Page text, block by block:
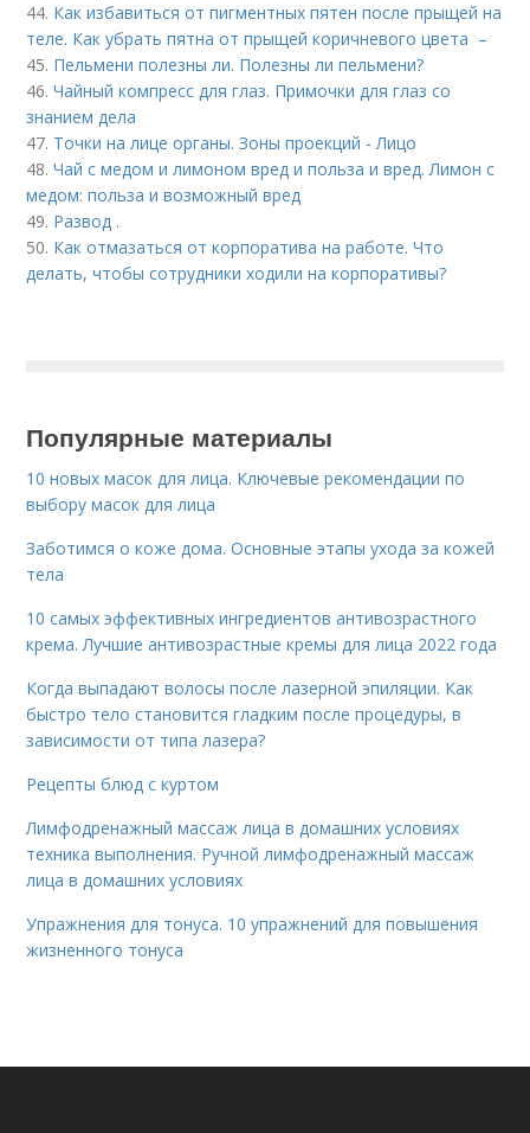
44. Как избавиться от пигментных пятен после прыщей на
теле. Как убрать пятна от прыщей коричневого цвета –
45. Пельмени полезны ли. Полезны ли пельмени?
46.Чайный компресс для глаз. Примочки для глаз со
знанием дела
47. Точки на лице органы. Зоны проекций - Лицо
48.Чай с медом и лимоном вред и польза и вред. Лимон с
медом: польза и возможный вред
49. Развод .
50. Как отмазаться от корпоратива на работе. Что
делать, чтобы сотрудники ходили на корпоративы?
Популярные материалы
10 новых масок для лица. Ключевые рекомендации по
выбору масок для лица
Заботимся о коже дома. Основные этапы ухода за кожей
тела
10 самых эффективных ингредиентов антивозрастного
крема. Лучшие антивозрастные кремы для лица 2022 года
Когда выпадают волосы после лазерной эпиляции. Как
быстро тело становится гладким после процедуры, в
зависимости от типа лазера?
Рецепты блюд с куртом
Лимфодренажный массаж лица в домашних условиях
техника выполнения. Ручной лимфодренажный массаж
лица в домашних условиях
Упражнения для тонуса. 10 упражнений для повышения
жизненного тонуса